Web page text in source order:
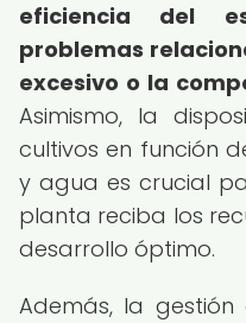
eficiencia del
problemas
excesivo o la
Asimismo, la
cultivos en función
y agua es crucial
planta reciba los
desarrollo óptimo.
Además, la